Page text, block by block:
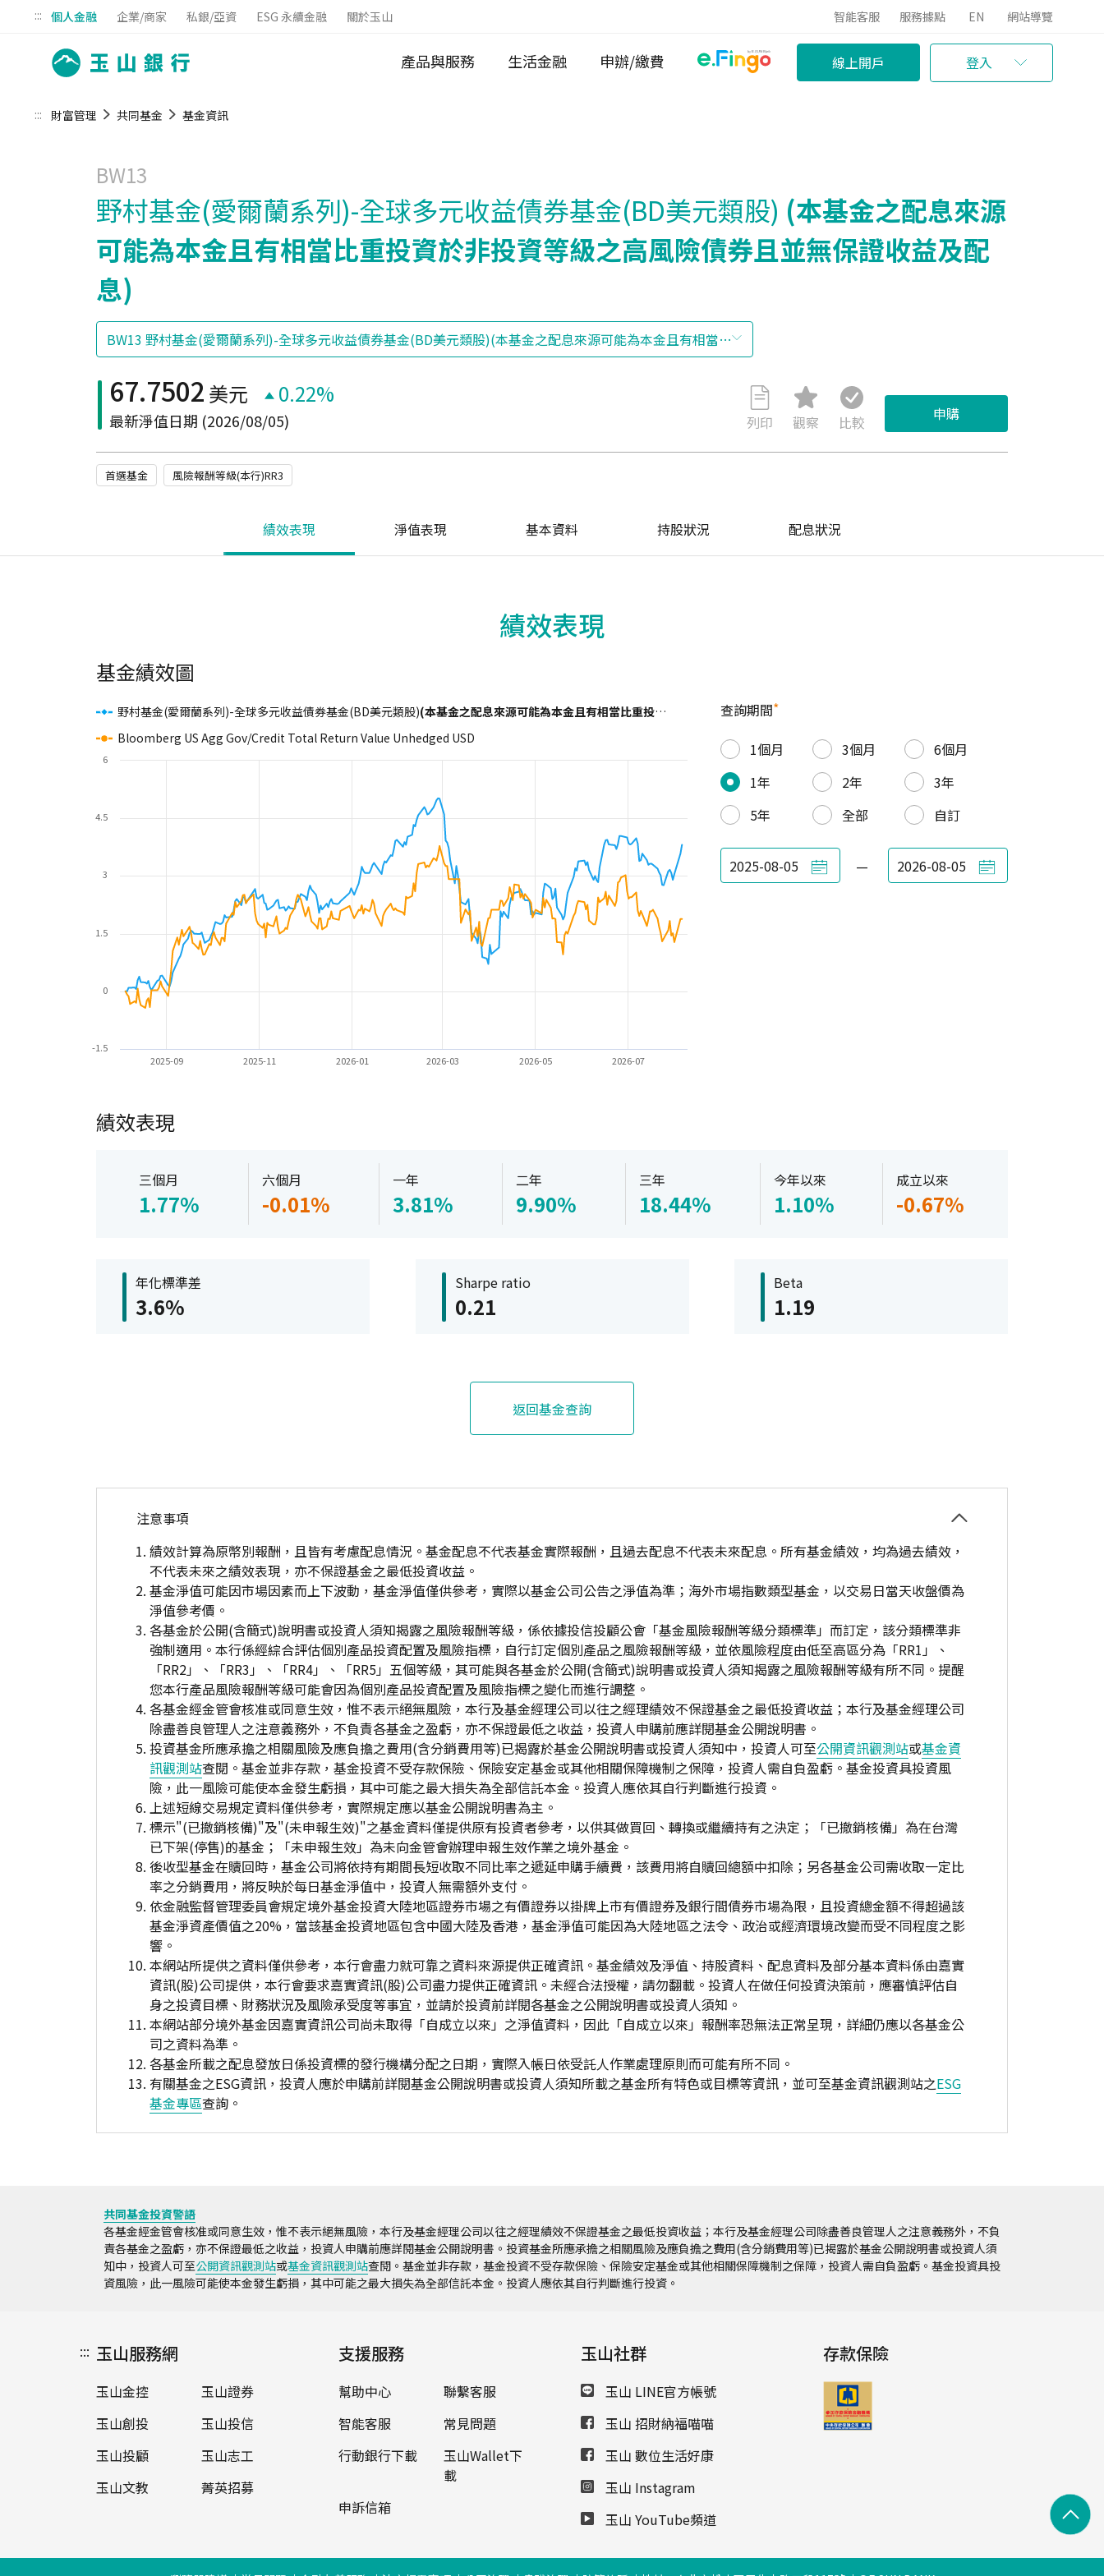
::: 個人金融 企業/商家 私銀/亞資 ESG 永續金融 關於玉山 智能客服 服務據點 EN 網站導覽
產品與服務 生活金融 申辦/繳費 線上開戶 登入
財富管理 共同基金 基金資訊
:::
BW13
野村基金(愛爾蘭系列)-全球多元收益債券基金(BD美元類股) (本基金之配息來源
可能為本金且有相當比重投資於非投資等級之高風險債券且並無保證收益及配
息)
67.7502 美元 0.22%
最新淨值日期 (2026/08/05) 列印 觀察 比較 申購
首選基金 風險報酬等級(本行)RR3
績效表現 淨值表現 基本資料 持股狀況 配息狀況
績效表現
基金績效圖
野村基金(愛爾蘭系列)-全球多元收益債券基金(BD美元類股)(本基金之配息來源可能為本金且有相當比重投資於非投資等級之高風險債券且並無保證收益及配息)
Bloomberg US Agg Gov/Credit Total Return Value Unhedged USD
2025-09 2025-11 2026-01 2026-03 2026-05 2026-07
-1.5
0
1.5
3
4.5
6
查詢期間*
1個月 3個月
6個月
1年
2年
3年
5年
全部 自訂
—
績效表現
三個月
1.77%
六個月
-0.01%
一年
3.81%
二年
9.90%
三年
18.44%
今年以來
1.10%
成立以來
-0.67%
年化標準差
3.6%
Sharpe ratio
0.21
Beta
1.19
返回基金查詢
注意事項
績效計算為原幣別報酬，且皆有考慮配息情況。基金配息不代表基金實際報酬，且過去配息不代表未來配息。所有基金績效，均為過去績效，
不代表未來之績效表現，亦不保證基金之最低投資收益。
基金淨值可能因市場因素而上下波動，基金淨值僅供參考，實際以基金公司公告之淨值為準；海外市場指數類型基金，以交易日當天收盤價為
淨值參考價。
各基金於公開(含簡式)說明書或投資人須知揭露之風險報酬等級，係依據投信投顧公會「基金風險報酬等級分類標準」而訂定，該分類標準非
強制適用。本行係經綜合評估個別產品投資配置及風險指標，自行訂定個別產品之風險報酬等級，並依風險程度由低至高區分為「RR1」、
「RR2」、「RR3」、「RR4」、「RR5」五個等級，其可能與各基金於公開(含簡式)說明書或投資人須知揭露之風險報酬等級有所不同。提醒
您本行產品風險報酬等級可能會因為個別產品投資配置及風險指標之變化而進行調整。
各基金經金管會核准或同意生效，惟不表示絕無風險，本行及基金經理公司以往之經理績效不保證基金之最低投資收益；本行及基金經理公司
除盡善良管理人之注意義務外，不負責各基金之盈虧，亦不保證最低之收益，投資人申購前應詳閱基金公開說明書。
投資基金所應承擔之相關風險及應負擔之費用(含分銷費用等)已揭露於基金公開說明書或投資人須知中，投資人可至公開資訊觀測站或基金資
訊觀測站查閱。基金並非存款，基金投資不受存款保險、保險安定基金或其他相關保障機制之保障，投資人需自負盈虧。基金投資具投資風
險，此一風險可能使本金發生虧損，其中可能之最大損失為全部信託本金。投資人應依其自行判斷進行投資。
上述短線交易規定資料僅供參考，實際規定應以基金公開說明書為主。
標示"(已撤銷核備)"及"(未申報生效)"之基金資料僅提供原有投資者參考，以供其做買回、轉換或繼續持有之決定；「已撤銷核備」為在台灣
已下架(停售)的基金；「未申報生效」為未向金管會辦理申報生效作業之境外基金。
後收型基金在贖回時，基金公司將依持有期間長短收取不同比率之遞延申購手續費，該費用將自贖回總額中扣除；另各基金公司需收取一定比
率之分銷費用，將反映於每日基金淨值中，投資人無需額外支付。
依金融監督管理委員會規定境外基金投資大陸地區證券市場之有價證券以掛牌上市有價證券及銀行間債券市場為限，且投資總金額不得超過該
基金淨資產價值之20%，當該基金投資地區包含中國大陸及香港，基金淨值可能因為大陸地區之法令、政治或經濟環境改變而受不同程度之影
響。
本網站所提供之資料僅供參考，本行會盡力就可靠之資料來源提供正確資訊。基金績效及淨值、持股資料、配息資料及部分基本資料係由嘉實
資訊(股)公司提供，本行會要求嘉實資訊(股)公司盡力提供正確資訊。未經合法授權，請勿翻載。投資人在做任何投資決策前，應審慎評估自
身之投資目標、財務狀況及風險承受度等事宜，並請於投資前詳閱各基金之公開說明書或投資人須知。
本網站部分境外基金因嘉實資訊公司尚未取得「自成立以來」之淨值資料，因此「自成立以來」報酬率恐無法正常呈現，詳細仍應以各基金公
司之資料為準。
各基金所載之配息發放日係投資標的發行機構分配之日期，實際入帳日依受託人作業處理原則而可能有所不同。
有關基金之ESG資訊，投資人應於申購前詳閱基金公開說明書或投資人須知所載之基金所有特色或目標等資訊，並可至基金資訊觀測站之ESG
基金專區查詢。
共同基金投資警語
各基金經金管會核准或同意生效，惟不表示絕無風險，本行及基金經理公司以往之經理績效不保證基金之最低投資收益；本行及基金經理公司除盡善良管理人之注意義務外，不負
責各基金之盈虧，亦不保證最低之收益，投資人申購前應詳閱基金公開說明書。投資基金所應承擔之相關風險及應負擔之費用(含分銷費用等)已揭露於基金公開說明書或投資人須
知中，投資人可至公開資訊觀測站或基金資訊觀測站查閱。基金並非存款，基金投資不受存款保險、保險安定基金或其他相關保障機制之保障，投資人需自負盈虧。基金投資具投
資風險，此一風險可能使本金發生虧損，其中可能之最大損失為全部信託本金。投資人應依其自行判斷進行投資。
::: 玉山服務網
玉山金控
玉山證券
玉山創投
玉山投信
玉山投顧
玉山志工
玉山文教
菁英招募
支援服務
幫助中心
聯繫客服
智能客服
常見問題
行動銀行下載
玉山Wallet下
載
申訴信箱
玉山社群
玉山 LINE官方帳號
玉山 招財納福喵喵
玉山 數位生活好康
玉山 Instagram
玉山 YouTube頻道
存款保險